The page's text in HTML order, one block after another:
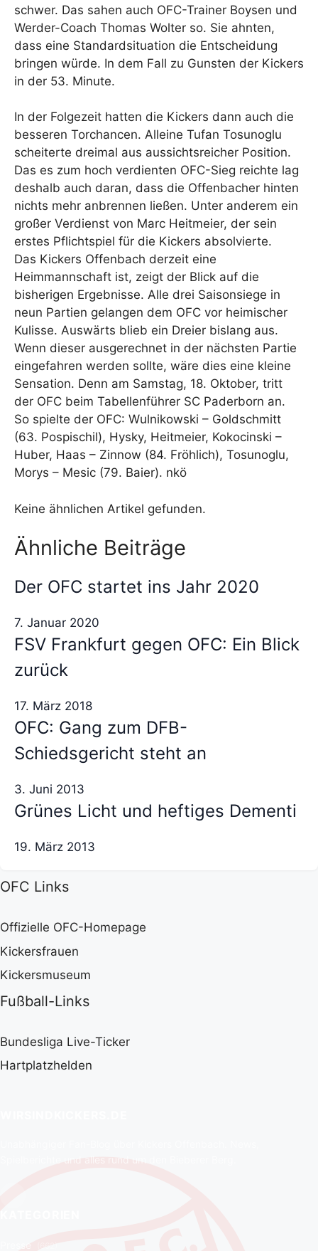
schwer. Das sahen auch OFC-Trainer Boysen und
Werder-Coach Thomas Wolter so. Sie ahnten,
dass eine Standardsituation die Entscheidung
bringen würde. In dem Fall zu Gunsten der Kickers
in der 53. Minute.
In der Folgezeit hatten die Kickers dann auch die
besseren Torchancen. Alleine Tufan Tosunoglu
scheiterte dreimal aus aussichtsreicher Position.
Das es zum hoch verdienten OFC-Sieg reichte lag
deshalb auch daran, dass die Offenbacher hinten
nichts mehr anbrennen ließen. Unter anderem ein
großer Verdienst von Marc Heitmeier, der sein
erstes Pflichtspiel für die Kickers absolvierte.
Das Kickers Offenbach derzeit eine
Heimmannschaft ist, zeigt der Blick auf die
bisherigen Ergebnisse. Alle drei Saisonsiege in
neun Partien gelangen dem OFC vor heimischer
Kulisse. Auswärts blieb ein Dreier bislang aus.
Wenn dieser ausgerechnet in der nächsten Partie
eingefahren werden sollte, wäre dies eine kleine
Sensation. Denn am Samstag, 18. Oktober, tritt
der OFC beim Tabellenführer SC Paderborn an.
So spielte der OFC: Wulnikowski – Goldschmitt
(63. Pospischil), Hysky, Heitmeier, Kokocinski –
Huber, Haas – Zinnow (84. Fröhlich), Tosunoglu,
Morys – Mesic (79. Baier). nkö
Keine ähnlichen Artikel gefunden.
Ähnliche Beiträge
Der OFC startet ins Jahr 2020
7. Januar 2020
FSV Frankfurt gegen OFC: Ein Blick
zurück
17. März 2018
OFC: Gang zum DFB-
Schiedsgericht steht an
3. Juni 2013
Grünes Licht und heftiges Dementi
19. März 2013
OFC Links
Offizielle OFC-Homepage
Kickersfrauen
Kickersmuseum
Fußball-Links
Bundesliga Live-Ticker
Hartplatzhelden